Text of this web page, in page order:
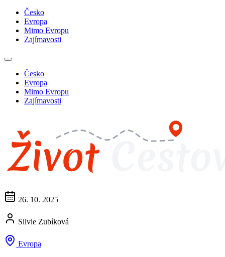
Česko
Evropa
Mimo Evropu
Zajímavosti
Česko
Evropa
Mimo Evropu
Zajímavosti
26. 10. 2025
Silvie Zubíková
Evropa